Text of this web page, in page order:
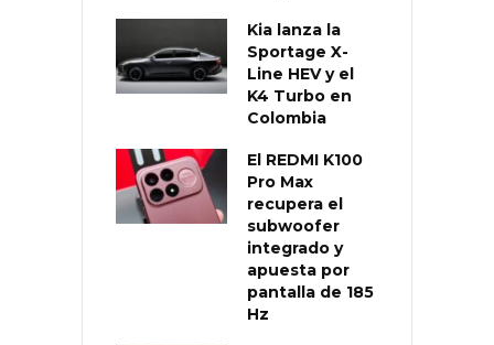
Kia lanza la
Sportage X-
Line HEV y el
K4 Turbo en
Colombia
El REDMI K100
Pro Max
recupera el
subwoofer
integrado y
apuesta por
pantalla de 185
Hz